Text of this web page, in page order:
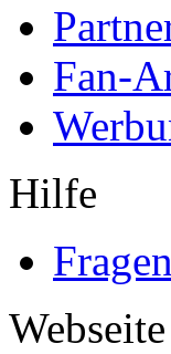
Fan-
Hilfe
Webseite